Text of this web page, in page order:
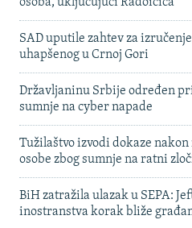
osoba, uključujući Radoičića
SAD uputile zahtev za
uhapšenog u Crnoj Gori
Državljaninu Srbije određen
sumnje na cyber napade
Tužilaštvo izvodi dokaze
osobe zbog sumnje na ratni
BiH zatražila ulazak u SEPA:
inostranstva korak bliže